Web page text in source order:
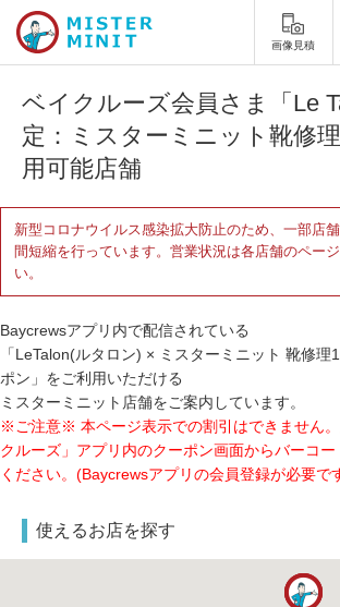
画像見積
トップ
ミスターミニットについて
スーツケース修理 靴修理
スニーカー修理 靴磨き
カバンの修理 時計修理・
傘修理 合鍵の作製
印鑑・はんこの作製 ダビング
店舗を探す
オンライン修理見積もりサービス（配送修理）
ベイクルーズ会員さま「Le
定：ミスターミニット靴修
用可能店舗
新型コロナウイルス感染拡大防止のため、一部店
間短縮を行っています。営業状況は各店舗のペー
い。
Baycrewsアプリ内で配信されている
「LeTalon(ルタロン) × ミスターミニット 靴修
ポン」をご利用いただける
ミスターミニット店舗をご案内しています。
※ご注意※ 本ページ表示での割引はできません
クルーズ」アプリ内のクーポン画面からバーコ
ください。(Baycrewsアプリの会員登録が必要で
使えるお店を探す